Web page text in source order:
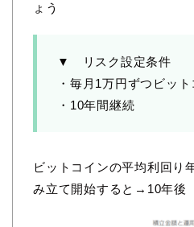
ょう
▼ リスク設定条件
・毎月1万円ずつビッ
・10年間継続
ビットコインの平均利回り
み立て開始すると→10年後